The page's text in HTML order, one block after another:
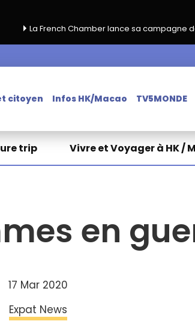
Chamber lance sa campagne de renouvellement
citoyen Infos HK/Macao TV5MONDE
trip Vivre et Voyager à HK /
en
17 Mar 2020
Expat News